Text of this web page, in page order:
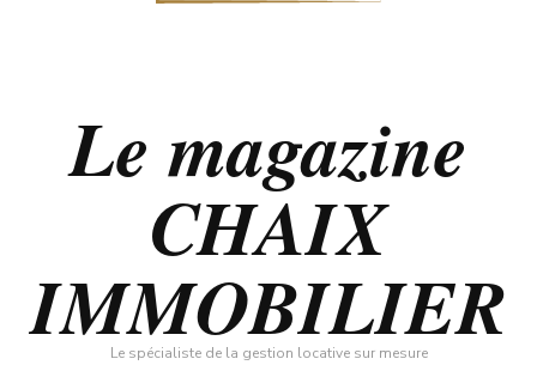
Le magazine
CHAIX
IMMOBILIER
Le spécialiste de la gestion locative sur mesure